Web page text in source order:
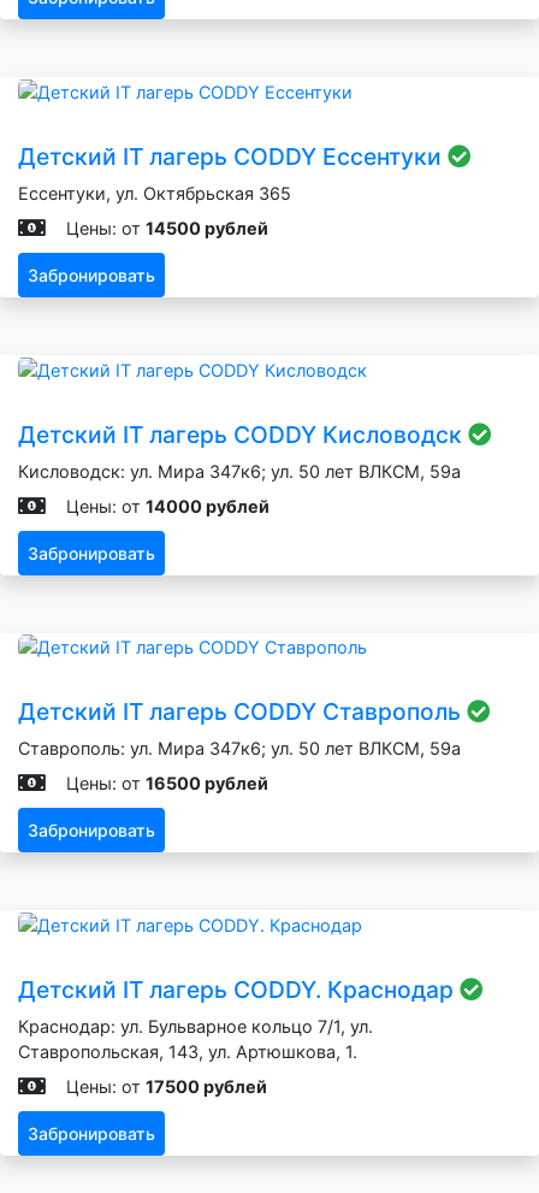
Детский IT лагерь CODDY Ессентуки
Ессентуки, ул. Октябрьская 365
Цены: от 14500 рублей
Забронировать
Детский IT лагерь CODDY Кисловодск
Кисловодск: ул. Мира 347к6; ул. 50 лет ВЛКСМ, 59а
Цены: от 14000 рублей
Забронировать
Детский IT лагерь CODDY Ставрополь
Ставрополь: ул. Мира 347к6; ул. 50 лет ВЛКСМ, 59а
Цены: от 16500 рублей
Забронировать
Детский IT лагерь CODDY. Краснодар
Краснодар: ул. Бульварное кольцо 7/1, ул.
Ставропольская, 143, ул. Артюшкова, 1.
Цены: от 17500 рублей
Забронировать